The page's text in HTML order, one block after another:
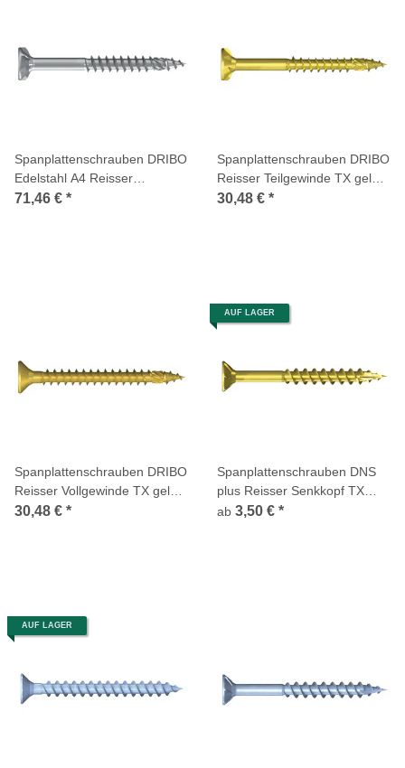
Spanplattenschrauben DRIBO
Edelstahl A4 Reisser
Teilgewinde TX
71,46 € *
Spanplattenschrauben DRIBO
Reisser Teilgewinde TX gelb
chromatiert
30,48 € *
Spanplattenschrauben DRIBO
Reisser Vollgewinde TX gelb
chromatiert
30,48 € *
AUF LAGER
Spanplattenschrauben DNS
plus Reisser Senkkopf TX
Teilgewinde verzinkt
ab 3,50 € *
AUF LAGER